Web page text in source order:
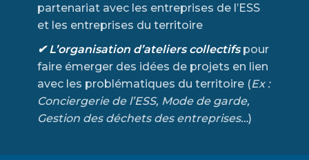
partenariat avec les entreprises de l’ESS
et les entreprises du territoire
✔ L’organisation d’ateliers collectifspour
faire émerger des idées de projets en lien
avec les problématiques du territoire (Ex :
Conciergerie de l’ESS, Mode de garde,
Gestion des déchets des entreprises…)